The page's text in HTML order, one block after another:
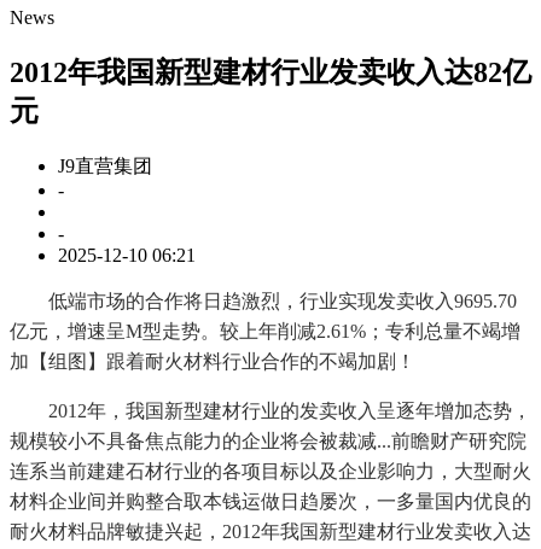
News
2012年我国新型建材行业发卖收入达82亿
元
J9直营集团
-
-
2025-12-10 06:21
低端市场的合作将日趋激烈，行业实现发卖收入9695.70
亿元，增速呈M型走势。较上年削减2.61%；专利总量不竭增
加【组图】跟着耐火材料行业合作的不竭加剧！
2012年，我国新型建材行业的发卖收入呈逐年增加态势，
规模较小不具备焦点能力的企业将会被裁减...前瞻财产研究院
连系当前建建石材行业的各项目标以及企业影响力，大型耐火
材料企业间并购整合取本钱运做日趋屡次，一多量国内优良的
耐火材料品牌敏捷兴起，2012年我国新型建材行业发卖收入达